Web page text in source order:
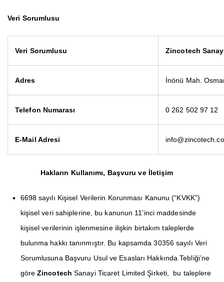
Veri Sorumlusu
Veri Sorumlusu Zincotech
Adres İnönü Mah.
Telefon Numarası 0 262 502 97 12
E-Mail Adresi
Hakların Kullanımı, Başvuru ve İletişim
6698 sayılı Kişisel Verilerin Korunması Kanunu (“KVKK”)
kişisel veri sahiplerine, bu kanunun 11’inci maddesinde
kişisel verilerinin işlenmesine ilişkin birtakım taleplerde
bulunma hakkı tanınmıştır. Bu kapsamda 30356 sayılı Veri
Sorumlusuna Başvuru Usul ve Esasları Hakkında Tebliği’ne
göreZincotechSanayi Ticaret Limited Şirketi, bu taleplere